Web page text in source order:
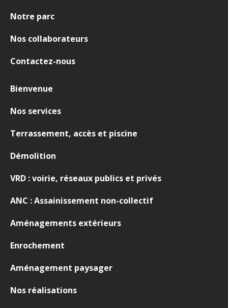
Notre parc
Nos collaborateurs
Contactez-nous
Bienvenue
Nos services
Terrassement, accès et piscine
Démolition
VRD : voirie, réseaux publics et privés
ANC : Assainissement non-collectif
Aménagements extérieurs
Enrochement
Aménagement paysager
Nos réalisations